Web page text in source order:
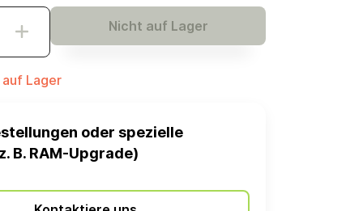
Nicht auf Lager
Lager
oder spezielle
B. RAM-Upgrade)